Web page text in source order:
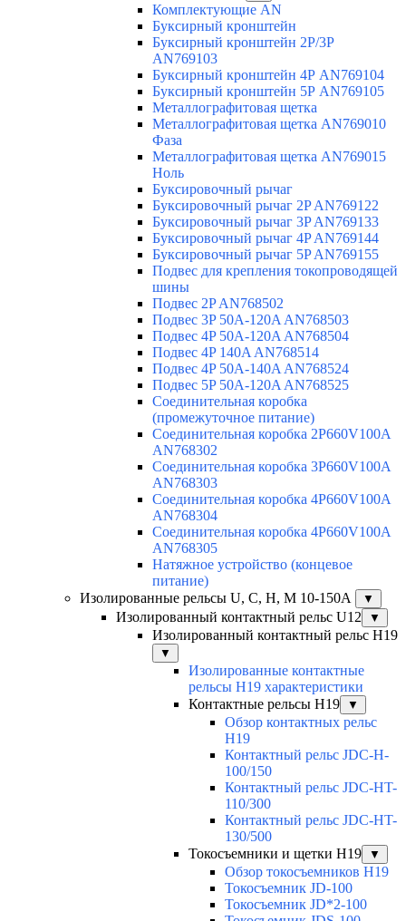
Комплектующие AN
Буксирный кронштейн
Буксирный кронштейн 2Р/3Р
AN769103
Буксирный кронштейн 4Р AN769104
Буксирный кронштейн 5Р AN769105
Металлографитовая щетка
Металлографитовая щетка AN769010
Фаза
Металлографитовая щетка AN769015
Ноль
Буксировочный рычаг
Буксировочный рычаг 2P AN769122
Буксировочный рычаг 3P AN769133
Буксировочный рычаг 4P AN769144
Буксировочный рычаг 5P AN769155
Подвес для крепления токопроводящей
шины
Подвес 2P AN768502
Подвес 3P 50A-120A AN768503
Подвес 4P 50A-120A AN768504
Подвес 4P 140A AN768514
Подвес 4P 50A-140A AN768524
Подвес 5P 50A-120A AN768525
Соединительная коробка
(промежуточное питание)
Соединительная коробка 2P660V100A
AN768302
Соединительная коробка 3P660V100A
AN768303
Соединительная коробка 4P660V100A
AN768304
Соединительная коробка 4P660V100A
AN768305
Натяжное устройство (концевое
питание)
Изолированные рельсы U, C, H, M 10-150А
▼
Изолированный контактный рельс U12 ▼
Изолированный контактный рельс Н19
▼
Изолированные контактные
рельсы Н19 характеристики
Контактные рельсы H19
▼
Обзор контактных рельс
H19
Контактный рельс JDC-H-
100/150
Контактный рельс JDC-HT-
110/300
Контактный рельс JDC-HT-
130/500
Токосъемники и щетки H19
▼
Обзор токосъемников H19
Токосъемник JD-100
Токосъемник JD*2-100